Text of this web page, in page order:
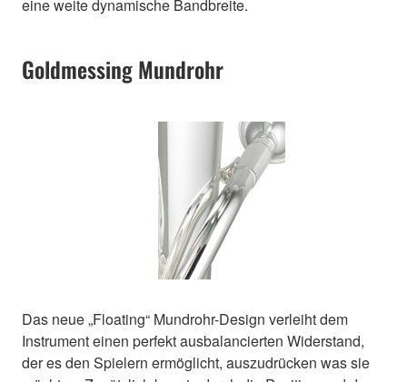
eine weite dynamische Bandbreite.
Goldmessing Mundrohr
Das neue „Floating“ Mundrohr-Design verleiht dem
Instrument einen perfekt ausbalancierten Widerstand,
der es den Spielern ermöglicht, auszudrücken was sie